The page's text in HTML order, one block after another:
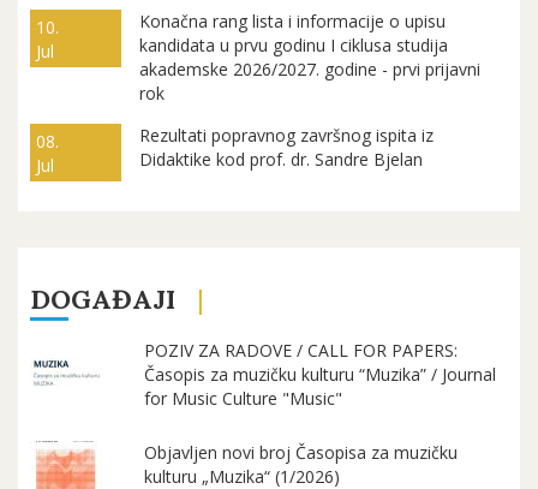
10.
Jul
Konačna rang lista i informacije o upisu
kandidata u prvu godinu I ciklusa studija
akademske 2026/2027. godine - prvi prijavni
rok
08.
Jul
Rezultati popravnog završnog ispita iz
Didaktike kod prof. dr. Sandre Bjelan
DOGAĐAJI
POZIV ZA RADOVE / CALL FOR PAPERS:
Časopis za muzičku kulturu “Muzika” / Journal
for Music Culture "Music"
Objavljen novi broj Časopisa za muzičku
kulturu „Muzika“ (1/2026)